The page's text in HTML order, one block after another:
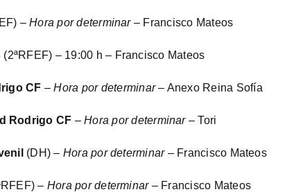
–Hora por determinar– Francisco Mateos
(2ªRFEF) – 19:00 h – Francisco Mateos
CF –Hora por determinar– Anexo Reina Sofía
Rodrigo CF –Hora por determinar– Tori
(DH) – Hora por determinar– Francisco Mateos
– Hora por determinar– Francisco Mateos